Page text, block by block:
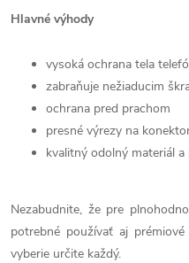
Hlavné výhody
vysoká ochrana tela
zabraňuje nežiaducim
ochrana pred prachom
presné výrezy na
kvalitný odolný materiál
Nezabudnite, že pre
potrebné používať aj prémiové
vyberie určite každý.